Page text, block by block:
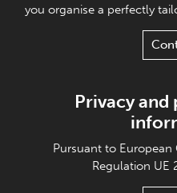
you organise a perfectly
Privacy and
Pursuant to European
Regulation UE